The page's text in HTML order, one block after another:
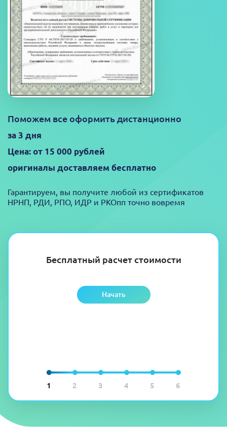
1 2 3 4 5 6
Бесплатный расчет стоимости
Начать
Поможем все оформить дистанционно
за 3 дня
Цена: от 15 000 рублей
оригиналы доставляем бесплатно
Гарантируем, вы получите любой из сертификатов
НРНП, РДИ, РПО, ИДР и РКОпп точно вовремя